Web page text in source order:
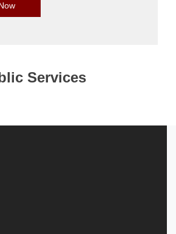
Services